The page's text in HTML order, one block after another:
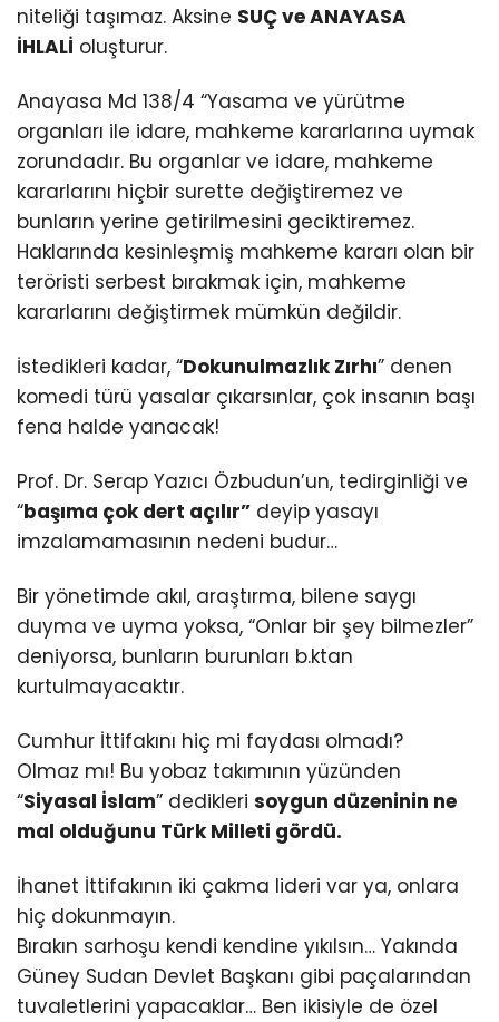
niteliği taşımaz. Aksine SUÇ ve ANAYASA
İHLALİ oluşturur.
Anayasa Md 138/4 “Yasama ve yürütme
organları ile idare, mahkeme kararlarına uymak
zorundadır. Bu organlar ve idare, mahkeme
kararlarını hiçbir surette değiştiremez ve
bunların yerine getirilmesini geciktiremez.
Haklarında kesinleşmiş mahkeme kararı olan bir
teröristi serbest bırakmak için, mahkeme
kararlarını değiştirmek mümkün değildir.
İstedikleri kadar, “Dokunulmazlık Zırhı” denen
komedi türü yasalar çıkarsınlar, çok insanın başı
fena halde yanacak!
Prof. Dr. Serap Yazıcı Özbudun’un, tedirginliği ve
“başıma çok dert açılır” deyip yasayı
imzalamamasının nedeni budur…
Bir yönetimde akıl, araştırma, bilene saygı
duyma ve uyma yoksa, “Onlar bir şey bilmezler”
deniyorsa, bunların burunları b.ktan
kurtulmayacaktır.
Cumhur İttifakını hiç mi faydası olmadı?
Olmaz mı! Bu yobaz takımının yüzünden
“Siyasal İslam” dedikleri soygun düzeninin ne
mal olduğunu Türk Milleti gördü.
İhanet İttifakının iki çakma lideri var ya, onlara
hiç dokunmayın.
Bırakın sarhoşu kendi kendine yıkılsın… Yakında
Güney Sudan Devlet Başkanı gibi paçalarından
tuvaletlerini yapacaklar… Ben ikisiyle de özel